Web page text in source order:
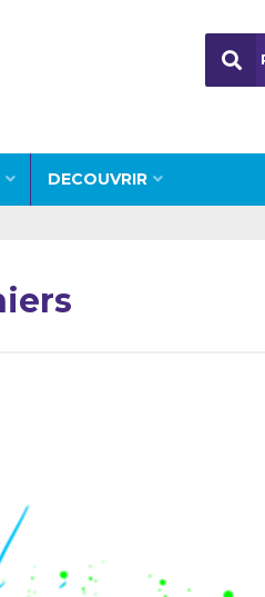
DECOUVRIR